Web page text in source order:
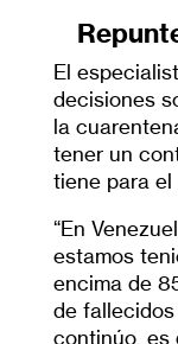
El
decisiones
la
tener un
tiene para el
“En
estamos
encima de
de fallecidos
continúo, es